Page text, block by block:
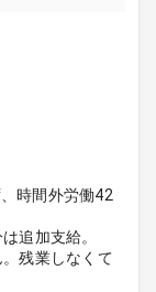
時間外労働42
追加支給。
残業しなくて